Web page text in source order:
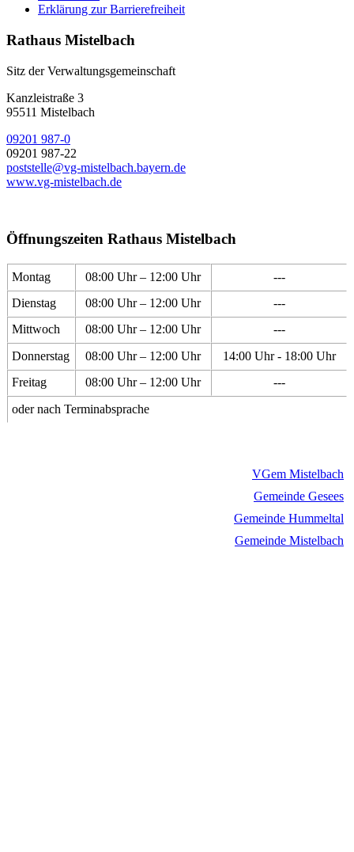
Erklärung zur Barrierefreiheit
Rathaus Mistelbach
Sitz der Verwaltungsgemeinschaft
Kanzleistraße 3
95511 Mistelbach
09201 987-0
09201 987-22
poststelle@vg-mistelbach.bayern.de
www.vg-mistelbach.de
Öffnungszeiten Rathaus Mistelbach
Montag 08:00 Uhr – 12:00 Uhr
---
Dienstag
08:00 Uhr – 12:00 Uhr
---
Mittwoch
08:00 Uhr – 12:00 Uhr
---
Donnerstag
08:00 Uhr – 12:00 Uhr
14:00 Uhr - 18:00 Uhr
Freitag
08:00 Uhr – 12:00 Uhr
---
oder nach Terminabsprache
VGem Mistelbach
Gemeinde Gesees
Gemeinde Hummeltal
Gemeinde Mistelbach